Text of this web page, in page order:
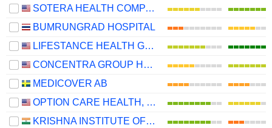
SOTERA HEALTH COMPANY
BUMRUNGRAD HOSPITAL
LIFESTANCE HEALTH GROUP, INC.
CONCENTRA GROUP HOLDINGS PARENT, INC.
MEDICOVER AB
OPTION CARE HEALTH, INC.
KRISHNA INSTITUTE OF MEDICAL SCIENCES LIMITED